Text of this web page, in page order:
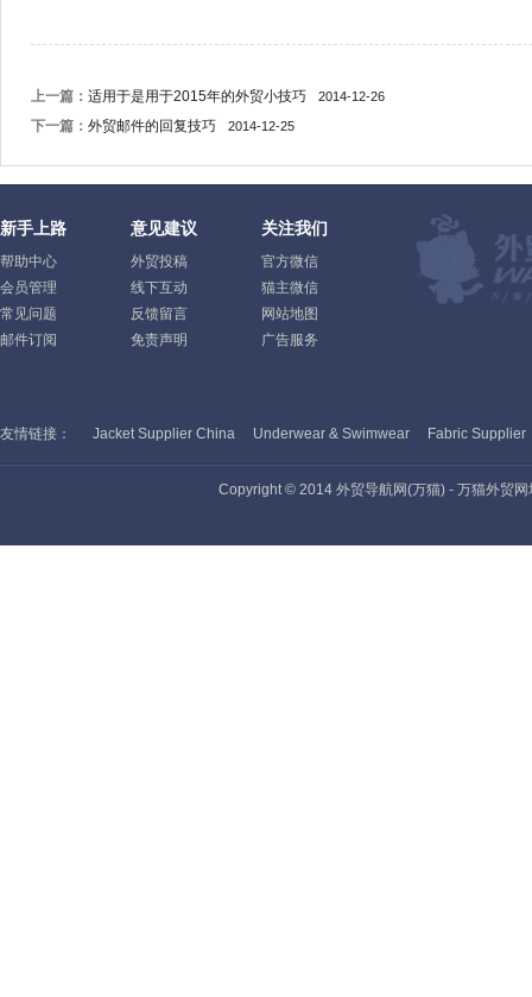
上一篇： 适用于是用于2015年的外贸小技巧 2014-12-26
下一篇： 外贸邮件的回复技巧 2014-12-25
新手上路
帮助中心
会员管理
常见问题
邮件订阅
意见建议
外贸投稿
线下互动
反馈留言
免责声明
关注我们
官方微信
猫主微信
网站地图
广告服务
友情链接： Jacket Supplier China Underwear & Swimwear Fabric Supplier
Copyright © 2014 外贸导航网(万猫) - 万猫外贸